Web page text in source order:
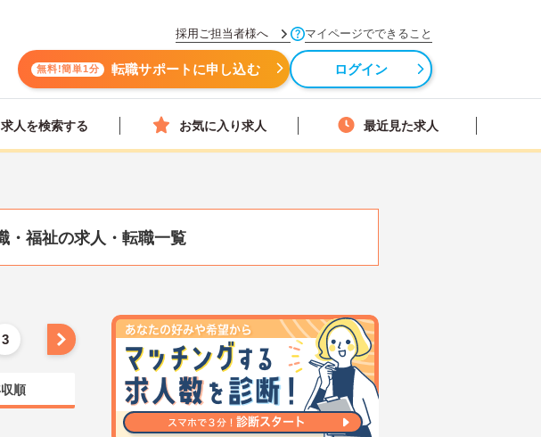
採用ご担当者様へ マイページでできること
無料!簡単1分 転職サポートに申し込む ログイン
求人を検索する お気に入り求人 最近見た求人
・福祉の求人・転職一覧
3
順